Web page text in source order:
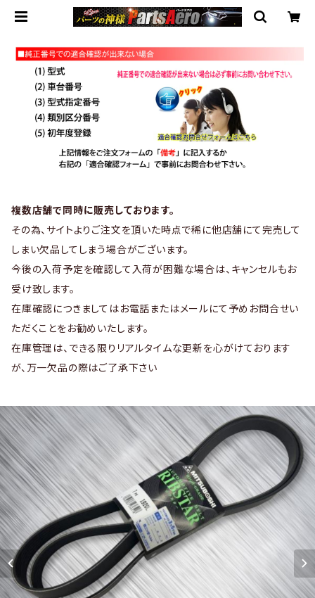
複数店舗で同時に販売しております。
その為、サイトよりご注文を頂いた時点で稀に他店舗にて完売して
しまい欠品してしまう場合がございます。
今後の入荷予定を確認して入荷が困難な場合は、キャンセルもお
受け致します。
在庫確認につきましてはお電話またはメールにて予めお問合せい
ただくことをお勧めいたします。
在庫管理は、できる限りリアルタイムな更新を心がけております
が、万一欠品の際はご了承下さい